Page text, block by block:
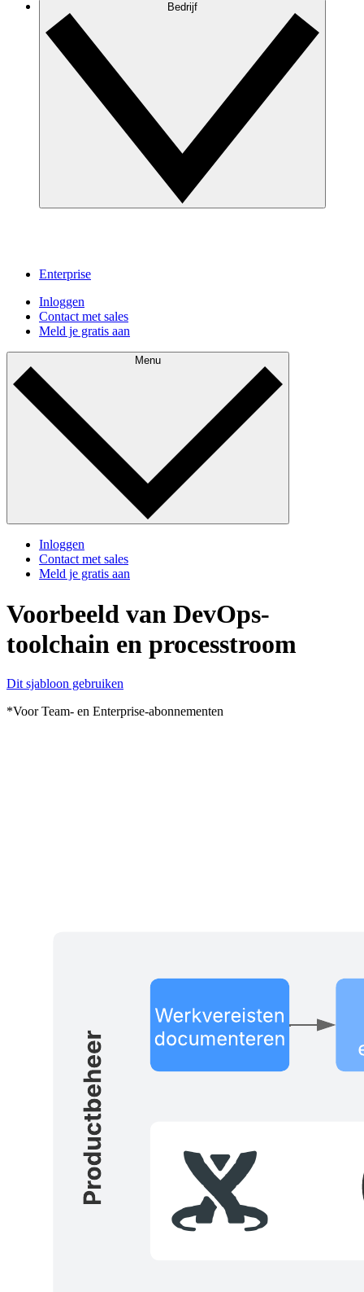
Bedrijf
Enterprise
Inloggen
Contact met sales
Meld je gratis aan
Menu
Inloggen
Contact met sales
Meld je gratis aan
Voorbeeld van DevOps-
toolchain en processtroom
Dit sjabloon gebruiken
*Voor Team- en Enterprise-abonnementen